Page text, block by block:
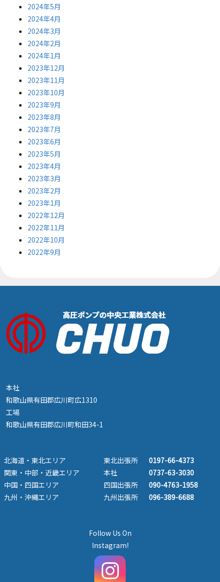
2024年5月
2024年4月
2024年3月
2024年2月
2024年1月
2023年12月
2023年11月
2023年10月
2023年9月
2023年8月
2023年7月
2023年6月
2023年5月
2023年4月
2023年3月
2023年2月
2023年1月
2022年12月
2022年11月
2022年10月
2022年9月
本社
和歌山県有田郡広川町広1310
工場
和歌山県有田郡広川町和田34-1
北海道・東北エリア 東北出張所
0197-66-4373
関東・中部・近畿エリア
本社
0737-63-3030
中国・四国エリア
四国出張所
090-4763-1958
九州・沖縄エリア
九州出張所 096-389-6688
Follow Us On
Instagram!